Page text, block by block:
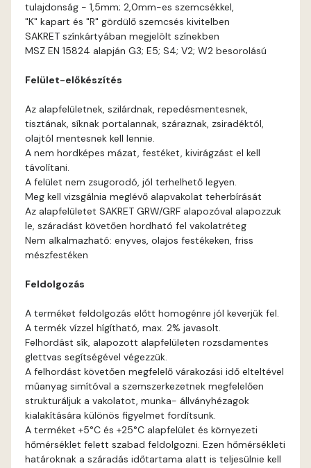
Ash C
Blood-orange C
Brick C
Brick D
Caramel C
Citrus B
Cobalt D
Cognac D
Coral D
tulajdonság - 1,5mm; 2,0mm-es szemcsékkel,
"K" kapart és "R" gördülő szemcsés kivitelben
SAKRET színkártyában megjelölt színekben
MSZ EN 15824 alapján G3; E5; S4; V2; W2 besorolású
Felület-előkészítés
Az alapfelületnek, szilárdnak, repedésmentesnek,
tisztának, síknak portalannak, száraznak, zsiradéktól,
olajtól mentesnek kell lennie.
A nem hordképes mázat, festéket, kivirágzást el kell
távolítani.
A felület nem zsugorodó, jól terhelhető legyen.
Meg kell vizsgálnia meglévő alapvakolat teherbírását
Az alapfelületet SAKRET GRW/GRF alapozóval alapozzuk
le, száradást követően hordható fel vakolatréteg
Nem alkalmazható: enyves, olajos festékeken, friss
mészfestéken
Feldolgozás
A terméket feldolgozás előtt homogénre jól keverjük fel.
A termék vízzel hígítható, max. 2% javasolt.
Felhordást sík, alapozott alapfelületen rozsdamentes
glettvas segítségével végezzük.
A felhordást követően megfelelő várakozási idő elteltével
műanyag simítóval a szemszerkezetnek megfelelően
strukturáljuk a vakolatot, munka- állványhézagok
kialakítására különös figyelmet fordítsunk.
A terméket +5°C és +25°C alapfelület és környezeti
hőmérséklet felett szabad feldolgozni. Ezen hőmérsékleti
határoknak a száradás időtartama alatt is teljesülnie kell